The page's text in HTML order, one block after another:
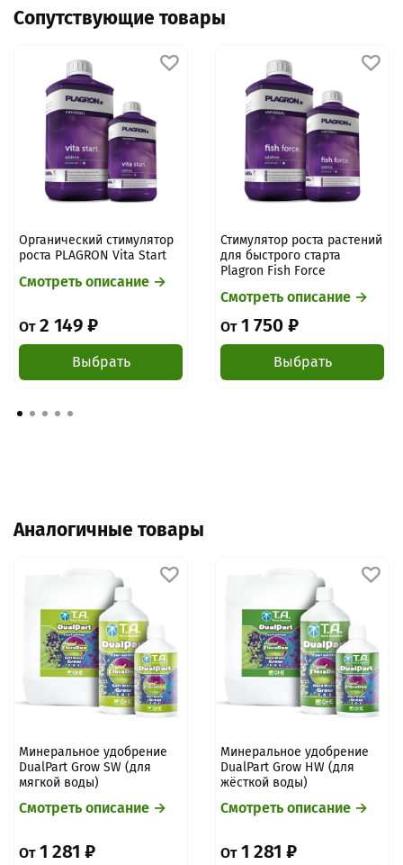
зарезервировать товар, запустить обработку и закрепить
цену/наличие. После оплаты: проверка/упаковка → отправка
Подробнее про оплату
Сопутствующие товары
Органический стимулятор
роста PLAGRON Vita Start
Смотреть описание →
От2 149 ₽
Выбрать
Стимулятор роста растений
для быстрого старта
Plagron Fish Force
Смотреть описание →
От1 750 ₽
Выбрать
Аналогичные товары
Минеральное удобрение
DualPart Grow SW (для
мягкой воды)
Смотреть описание →
От1 281 ₽
Минеральное удобрение
DualPart Grow HW (для
жёсткой воды)
Смотреть описание →
От1 281 ₽